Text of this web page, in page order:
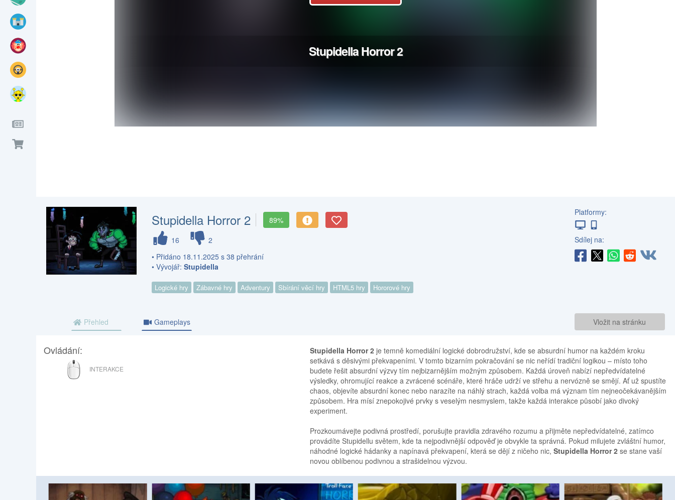
Stupidella Horror 2
89%
16
2
• Přidáno 18.11.2025 s 38 přehrání
• Vývojář:Stupidella
Logické hry Zábavné hry Adventury Sbírání věcí hry HTML5 hry Hororové hry
Platformy:
Sdílej na:
Vložit na stránku
Přehled Gameplays
Ovládání:
MYŠ
INTERAKCE
Stupidella Horror 2 je temně komediální logické dobrodružství, kde se absurdní humor na každém kroku
setkává s děsivými překvapeními. V tomto bizarním pokračování se nic neřídí tradiční logikou – místo toho
budete řešit absurdní výzvy tím nejbizarnějším možným způsobem. Každá úroveň nabízí nepředvídatelné
výsledky, ohromující reakce a zvrácené scénáře, které hráče udrží ve střehu a nervózně se smějí. Ať už spustíte
chaos, objevíte absurdní konec nebo narazíte na náhlý strach, každá volba má význam tím nejneočekávanějším
způsobem. Hra mísí znepokojivé prvky s veselým nesmyslem, takže každá interakce působí jako divoký
experiment.
Prozkoumávejte podivná prostředí, porušujte pravidla zdravého rozumu a přijměte nepředvídatelné, zatímco
provádíte Stupidellu světem, kde ta nejpodivnější odpověď je obvykle ta správná. Pokud milujete zvláštní humor,
náhodné logické hádanky a napínavá překvapení, která se dějí z ničeho nic, Stupidella Horror 2 se stane vaší
novou oblíbenou podivnou a strašidelnou výzvou.